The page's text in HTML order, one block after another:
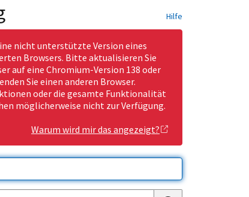
Hilfe
nicht unterstützte Version eines
Browsers. Bitte aktualisieren Sie
auf eine Chromium-Version 138 oder
Sie einen anderen Browser.
oder die gesamte Funktionalität
möglicherweise nicht zur Verfügung.
Warum wird mir das angezeigt?